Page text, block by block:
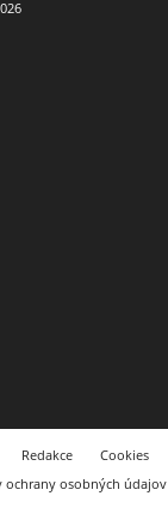
Redakce Cookies
ochrany osobných údajov